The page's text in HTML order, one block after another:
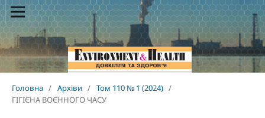
Головна / Архіви / Том 110 № 1 (2024) /
ГІГІЄНА ВОЄННОГО ЧАСУ